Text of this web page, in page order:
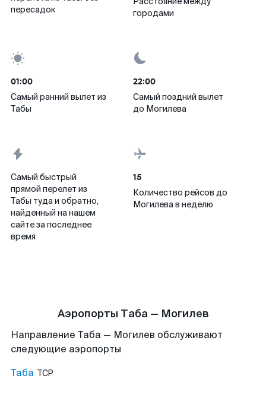
пересадок
городами
01:00
Самый ранний вылет из
Табы
22:00
Самый поздний вылет
до Могилева
Самый быстрый
прямой перелет из
Табы туда и обратно,
найденный на нашем
сайте за последнее
время
15
Количество рейсов до
Могилева в неделю
Аэропорты Таба — Могилев
Направление Таба — Могилев обслуживают
следующие аэропорты
Таба TCP